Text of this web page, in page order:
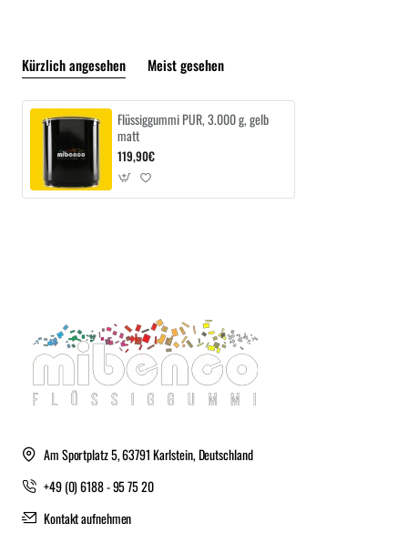
Kürzlich angesehen Meist gesehen
Flüssiggummi PUR, 3.000 g, gelb
matt
119,90€
Am Sportplatz 5, 63791 Karlstein, Deutschland
+49 (0) 6188 - 95 75 20
Kontakt aufnehmen